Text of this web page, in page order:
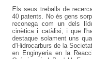
Els seus treballs de
40 patents. No és gens
reconega com un dels
cinètica i catàlisi, i que
destaque solament uns
d'Hidrocarburs de la
en Enginyeria en la